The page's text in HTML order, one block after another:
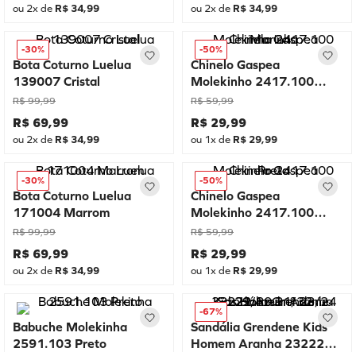
ou 2x de R$ 34,99 ou 2x de R$ 34,99
-30%
Bota Coturno Luelua
139007 Cristal
R$ 99,99
R$ 69,99
ou 2x de R$ 34,99
-50%
Chinelo Gaspea
Molekinho 2417.100
Marinho
R$ 59,99
R$ 29,99
ou 1x de R$ 29,99
-30%
Bota Coturno Luelua
171004 Marrom
R$ 99,99
R$ 69,99
ou 2x de R$ 34,99
-50%
Chinelo Gaspea
Molekinho 2417.100
Preto
R$ 59,99
R$ 29,99
ou 1x de R$ 29,99
Babuche Molekinha
2591.103 Preto
-67%
Sandália Grendene Kids
Homem Aranha 23222